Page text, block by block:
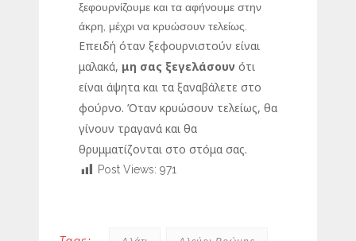
ξεφουρνίζουμε και τα αφήνουμε στην
άκρη, μέχρι να κρυώσουν τελείως.
Επειδή όταν ξεφουρνιστούν είναι
μαλακά, μη σας ξεγελάσουν ότι
είναι άψητα και τα ξαναβάλετε στο
φούρνο. Όταν κρυώσουν τελείως, θα
γίνουν τραγανά και θα
θρυμματίζονται στο στόμα σας.
Post Views: 971